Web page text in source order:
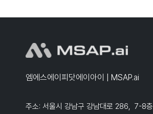
엠에스에이피닷에이아이 | MSAP.ai
주소: 서울시 강남구 강남대로 286, 7-8층